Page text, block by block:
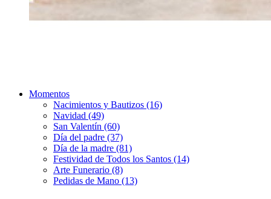
Momentos
Nacimientos y Bautizos (16)
Navidad (49)
San Valentín (60)
Día del padre (37)
Día de la madre (81)
Festividad de Todos los Santos (14)
Arte Funerario (8)
Pedidas de Mano (13)